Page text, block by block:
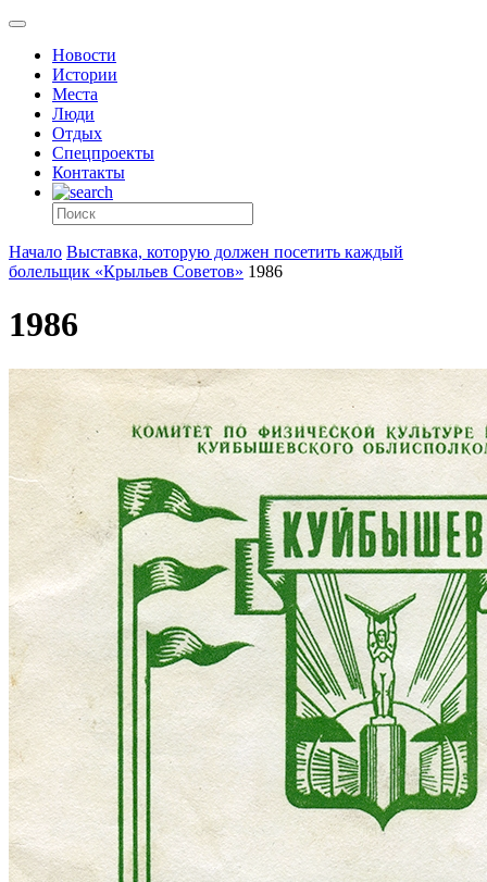
Новости
Истории
Места
Люди
Отдых
Спецпроекты
Контакты
Начало Выставка, которую должен посетить каждый
болельщик «Крыльев Советов» 1986
1986